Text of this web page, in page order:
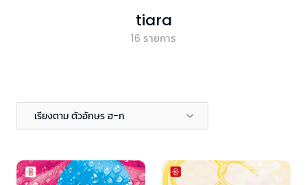
tiara
16 รายการ
เรียงตาม ตัวอักษร ฮ-ก